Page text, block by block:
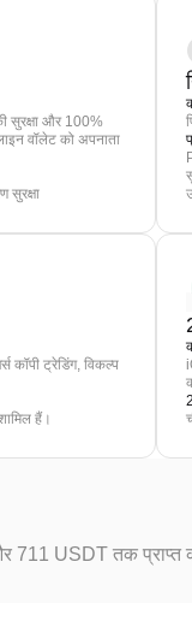
सुरक्षा और 100%
वॉलेट को अपनाता
सुरक्षा
कॉपी ट्रेडिंग, विकल्प
हैं।
711 USDT तक प्राप्त